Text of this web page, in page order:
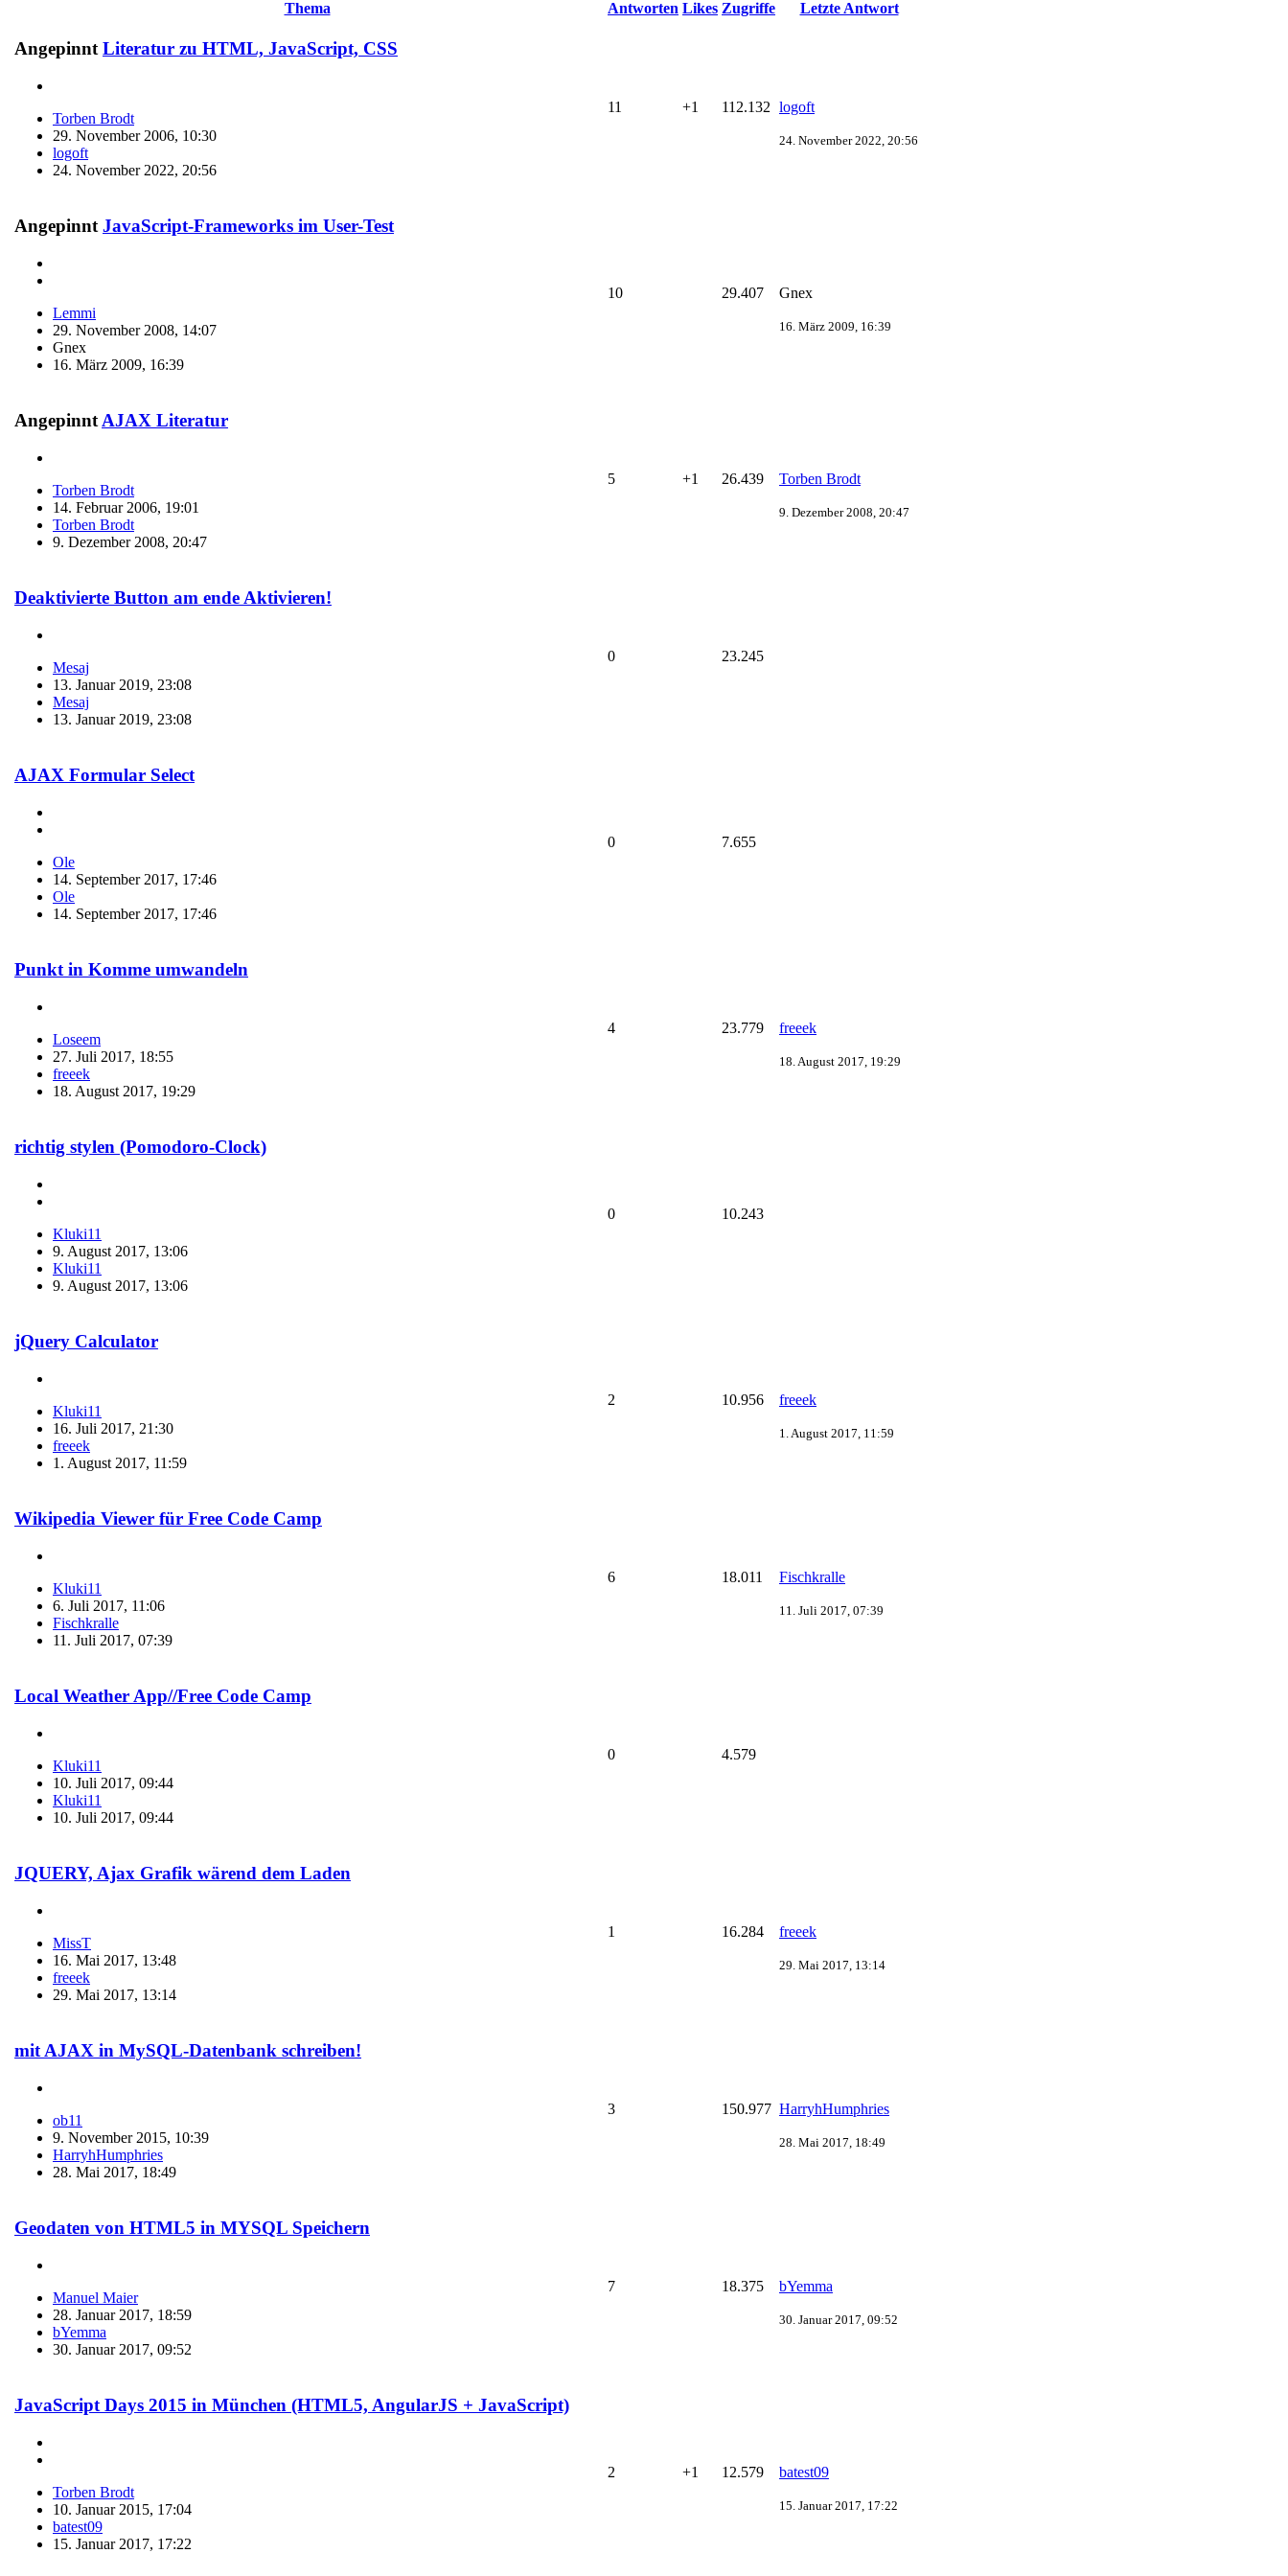
Thema Antworten Likes Zugriffe Letzte Antwort
Angepinnt Literatur zu HTML, JavaScript, CSS
Torben Brodt
29. November 2006, 10:30
logoft
24. November 2022, 20:56
11 +1 112.132 logoft
24. November 2022, 20:56
Angepinnt JavaScript-Frameworks im User-Test
Lemmi
29. November 2008, 14:07
Gnex
16. März 2009, 16:39
10 29.407 Gnex
16. März 2009, 16:39
AngepinntAJAX Literatur
Torben Brodt
14. Februar 2006, 19:01
Torben Brodt
9. Dezember 2008, 20:47
5 +1 26.439 Torben Brodt
9. Dezember 2008, 20:47
Deaktivierte Button am ende Aktivieren!
Mesaj
13. Januar 2019, 23:08
Mesaj
13. Januar 2019, 23:08
0 23.245
AJAX Formular Select
Ole
14. September 2017, 17:46
Ole
14. September 2017, 17:46
0 7.655
Punkt in Komme umwandeln
Loseem
27. Juli 2017, 18:55
freeek
18. August 2017, 19:29
4 23.779 freeek
18. August 2017, 19:29
richtig stylen (Pomodoro-Clock)
Kluki11
9. August 2017, 13:06
Kluki11
9. August 2017, 13:06
0 10.243
jQuery Calculator
Kluki11
16. Juli 2017, 21:30
freeek
1. August 2017, 11:59
2 10.956 freeek
1. August 2017, 11:59
Wikipedia Viewer für Free Code Camp
Kluki11
6. Juli 2017, 11:06
Fischkralle
11. Juli 2017, 07:39
6 18.011 Fischkralle
11. Juli 2017, 07:39
Local Weather App//Free Code Camp
Kluki11
10. Juli 2017, 09:44
Kluki11
10. Juli 2017, 09:44
0 4.579
JQUERY, Ajax Grafik wärend dem Laden
MissT
16. Mai 2017, 13:48
freeek
29. Mai 2017, 13:14
1 16.284 freeek
29. Mai 2017, 13:14
mit AJAX in MySQL-Datenbank schreiben!
ob11
9. November 2015, 10:39
HarryhHumphries
28. Mai 2017, 18:49
3 150.977 HarryhHumphries
28. Mai 2017, 18:49
Geodaten von HTML5 in MYSQL Speichern
Manuel Maier
28. Januar 2017, 18:59
bYemma
30. Januar 2017, 09:52
7 18.375 bYemma
30. Januar 2017, 09:52
JavaScript Days 2015 in München (HTML5, AngularJS + JavaScript)
Torben Brodt
10. Januar 2015, 17:04
batest09
15. Januar 2017, 17:22
2 +1 12.579 batest09
15. Januar 2017, 17:22